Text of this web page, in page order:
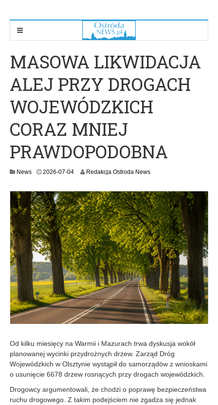
MASOWA LIKWIDACJA
ALEJ PRZY DROGACH
WOJEWÓDZKICH
CORAZ MNIEJ
PRAWDOPODOBNA
News 2026-07-042
6
-
0
7
-
0
4
Redakcja Ostroda News
Od kilku miesięcy na Warmii i Mazurach trwa dyskusja wokół
planowanej wycinki przydrożnych drzew. Zarząd Dróg
Wojewódzkich w Olsztynie wystąpił do samorządów z wnioskami
o usunięcie 6678 drzew rosnących przy drogach wojewódzkich.
Drogowcy argumentowali, że chodzi o poprawę bezpieczeństwa
ruchu drogowego. Z takim podejściem nie zgadza się jednak